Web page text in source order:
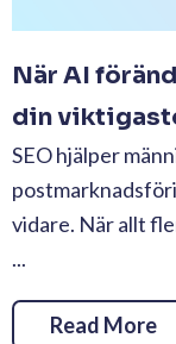
När AI
din
SEO hjälper
vidare. När allt
...
Read More